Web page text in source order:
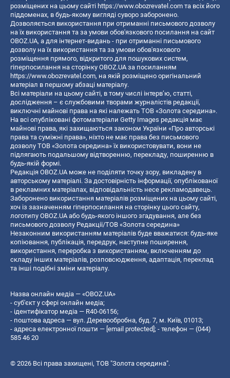
розміщених на цьому сайті https://www.obozrevatel.com та всіх його
піддоменах, в будь-якому вигляді суворо заборонено.
Дозволяється використання при отриманні письмового дозволу
на їх використання та за умови обов'язкового посилання на сайт
OBOZ.UA, а для інтернет-видань - при отриманні письмового
дозволу на їх використання та за умови обов'язкового
розміщення прямого, відкритого для пошукових систем,
гіперпосилання на сторінку OBOZ.UA за посиланням
https://www.obozrevatel.com, на якій розміщено оригінальний
матеріал в першому абзаці матеріалу.
Всі матеріали на цьому сайті, в тому числі інтерв’ю, статті,
дослідження – є службовими творами журналістів редакції,
виключні майнові права на які належать ТОВ «Золота середина».
На всі опубліковані фотоматеріали Getty Images редакція має
майнові права, які захищаються законом України «Про авторські
права та суміжні права», ніхто не має права без письмового
дозволу ТОВ «Золота середина» їх використовувати, вони не
підлягають подальшому відтворенню, перекладу, поширенню в
будь-якій формі.
Редакція OBOZ.UA може не поділяти точку зору, викладену в
авторському матеріалі. За достовірність інформації, опублікованої
в рекламних матеріалах, відповідальність несе рекламодавець.
Заборонено використання матеріалів розміщених на цьому сайті,
хоч із зазначенням гіперпосилання на сторінку цього сайту,
логотипу OBOZ.UA або будь-якого іншого згадування, але без
письмового дозволу Редакції/ТОВ «Золота середина»
Незаконним використанням матеріалів буде вважатися: будь-яке
копiювання, публiкацiя, передрук, наступне поширення,
використання, переробка з використанням, включенням до
складу інших матеріалів, розповсюдження, адаптація, переклад
та інші подібні зміни матеріалу.
Назва онлайн медіа — «OBOZ.UA»
- суб'єкт у сфері онлайн медіа;
- ідентифікатор медіа — R40-06156;
- поштова адреса — вул. Деревообробна, буд. 7, м. Київ, 01013;
- адреса електронної пошти — [email protected]; - телефон — (044)
585 46 20
© 2026 Всі права захищені, ТОВ "Золота середина".